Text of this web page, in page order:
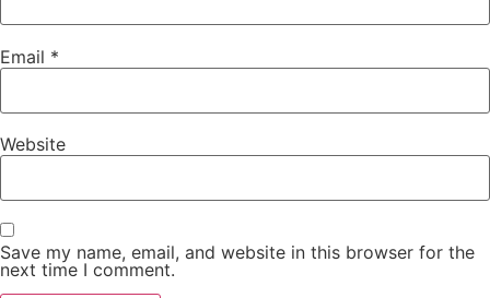
Email *
Website
Save my name, email, and website in this browser for the
next time I comment.